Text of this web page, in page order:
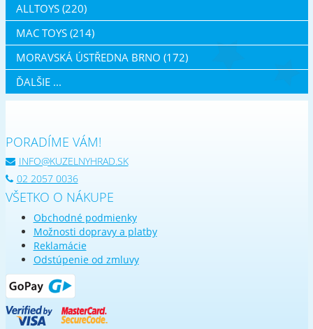
ALLTOYS (220)
MAC TOYS (214)
MORAVSKÁ ÚSTŘEDNA BRNO (172)
ĎALŠIE ...
PORADÍME VÁM!
INFO@KUZELNYHRAD.SK
02 2057 0036
VŠETKO O NÁKUPE
Obchodné podmienky
Možnosti dopravy a platby
Reklamácie
Odstúpenie od zmluvy